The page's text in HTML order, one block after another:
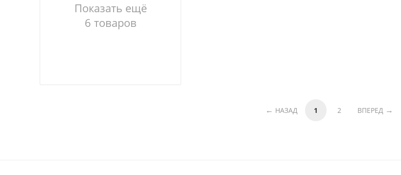
Показать ещё
6 товаров
НАЗАД 1 2 ВПЕРЕД